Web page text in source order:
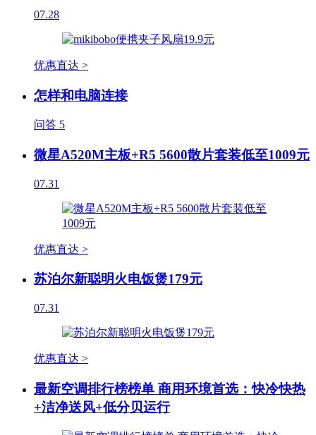
07.28
优惠直达 >
怎样和电脑连接
问答 5
微星A520M主板+R5 5600散片套装低至1009元
07.31
优惠直达 >
苏泊尔新聪明火电饭煲179元
07.31
优惠直达 >
最新空调排行榜榜单 商用环境首选：快冷快热
+洁净送风+低分贝运行